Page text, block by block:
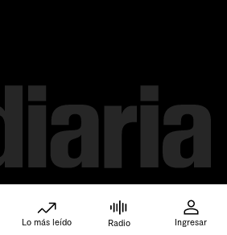
Lo más leído Radio Ingresar